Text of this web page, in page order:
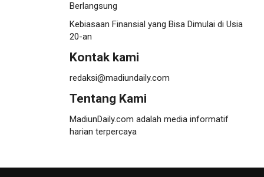
Berlangsung
Kebiasaan Finansial yang Bisa Dimulai di Usia
20-an
Kontak kami
redaksi@madiundaily.com
Tentang Kami
MadiunDaily.com adalah media informatif
harian terpercaya